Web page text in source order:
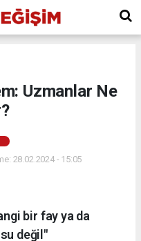
Uzmanlar Ne
28.02.2024 - 15:05
bir fay ya da
değil"